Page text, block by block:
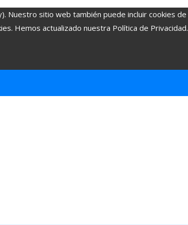
Nuestro sitio web también puede incluir cookies de
Hemos actualizado nuestra Política de Privacidad.